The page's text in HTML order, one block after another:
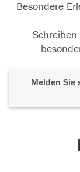
Besondere
Melden Sie